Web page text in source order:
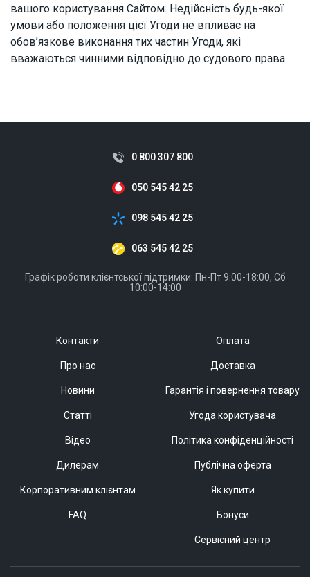
вашого користування Сайтом. Недійсність будь-якої
умови або положення цієї Угоди не впливає на
обов’язкове виконання тих частин Угоди, які
вважаються чинними відповідно до судового права
Контакти
Про нас
Новини
Статті
Відео
Дилерам
Корпоративним клієнтам
FAQ
Оплата
Доставка
Гарантія і повернення товару
Угода користувача
Політика конфіденційності
Публічна оферта
Як купити
Бонуси
Сервісний центр
0 800 307 800
050 545 42 25
098 545 42 25
063 545 42 25
Графік роботи клієнтської підтримки: Пн-Пт 9:00-18:00, Сб
10:00-14:00